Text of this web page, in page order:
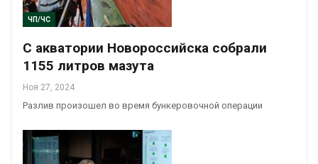
ЧП/ЧС
С акватории Новороссийска собрали
1155 литров мазута
Ноя 27, 2024
Разлив произошел во время бункеровочной операции